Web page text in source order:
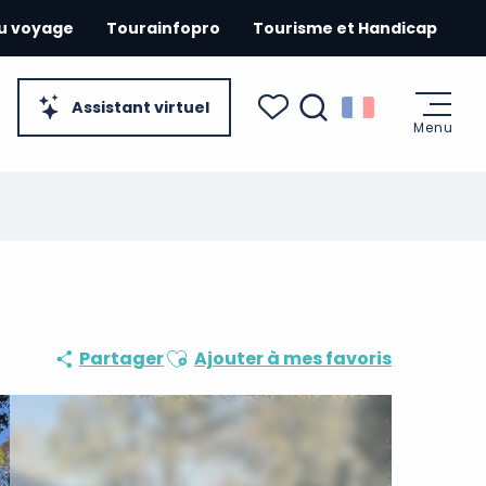
Assistant virtuel
voyage Tourainfopro Tourisme et Handicap
Menu
PartagerAjouter aux favoris
Ajouter à mes favoris